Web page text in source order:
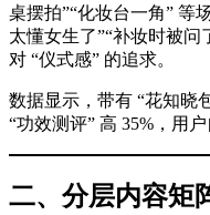
桌摆拍”“化妆台一角” 等
太懂女生了”“补妆时被问
对 “仪式感” 的追求。
数据显示，带有 “花知晓
“功效测评” 高 35%，用
二、分层内容矩